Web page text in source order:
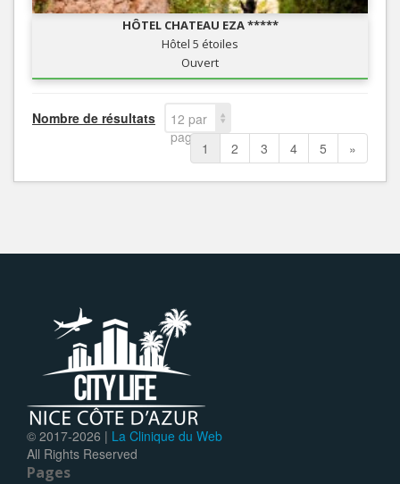
HÔTEL CHATEAU EZA *****
Hôtel 5 étoiles
Ouvert
Nombre de résultats
12 par
page
1 2 3 4 5 »
© 2017-2026 | La Clinique du Web
All Rights Reserved
Pages